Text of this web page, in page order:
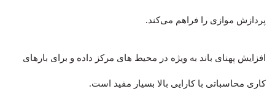
پردازش موازی را فراهم می‌کند.
افزایش پهنای باند به ویژه در محیط های مرکز داده و برای بارهای
کاری محاسباتی با کارایی بالا بسیار مفید است.